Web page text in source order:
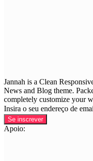
Jannah is a Clean
News and Blog theme.
completely customize your
Insira o seu endereço de
Apoio: